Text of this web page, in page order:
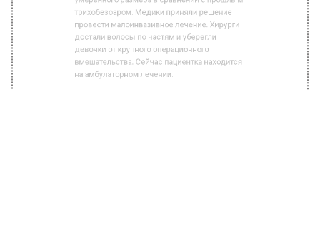
причине. На этот раз инородное тело было
умеренного размера в сравнении с прошлым
трихобезоаром. Медики приняли решение
провести малоинвазивное лечение. Хирурги
достали волосы по частям и уберегли